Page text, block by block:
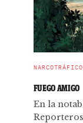
NARCOTRÁFICO
FUEGO AMIGO
En la